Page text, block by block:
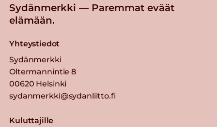
Sydänmerkki — Paremmat eväät
elämään.
Yhteystiedot
Sydänmerkki
Oltermannintie 8
00620 Helsinki
sydanmerkki@sydanliitto.fi
Kuluttajille